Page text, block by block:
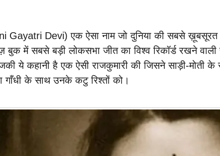
Gayatri Devi) एक ऐसा नाम जो दुनिया की सबसे ख़ूबसूरत
बुक में सबसे बड़ी लोकसभा जीत का विश्व रिकॉर्ड रखने
ये कहानी है एक ऐसी राजकुमारी की जिसने साड़ी-मोती
गाँधी के साथ उनके कटु रिश्तों को।